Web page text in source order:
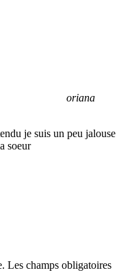
oriana
je suis un peu jalouse
soeur
Les champs obligatoires